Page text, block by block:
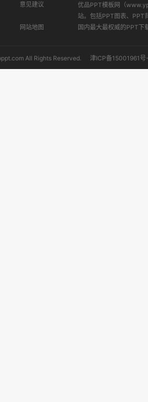
意见建议
网站地图
优品PPT模板网（
站。包括PPT图表、PPT
国内最大最权威的PPT下
All Rights Reserved. 津ICP备15001961号